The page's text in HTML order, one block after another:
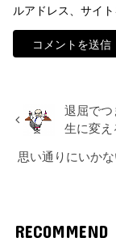
ルアドレス、サイト
退屈で
生に変え
思い通りにいか
RECOMMEND